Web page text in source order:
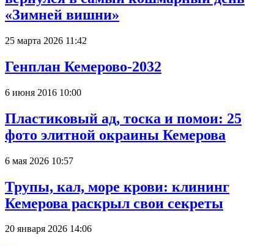
«Зимней вишни»
25 марта 2026 11:42
Генплан Кемерово-2032
6 июня 2016 10:00
Пластиковый ад, тоска и помои: 25
фото элитной окраины Кемерова
6 мая 2026 10:57
Трупы, кал, море крови: клининг
Кемерова раскрыл свои секреты
20 января 2026 14:06